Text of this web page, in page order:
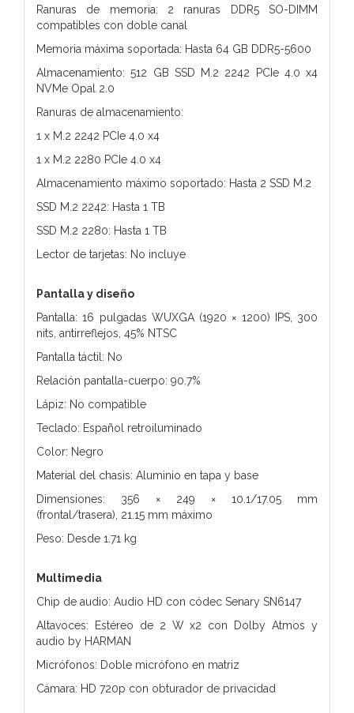
Ranuras de memoria: 2 ranuras DDR5 SO-DIMM
compatibles con doble canal
Memoria máxima soportada: Hasta 64 GB DDR5-5600
Almacenamiento: 512 GB SSD M.2 2242 PCIe 4.0 x4
NVMe Opal 2.0
Ranuras de almacenamiento:
1 x M.2 2242 PCIe 4.0 x4
1 x M.2 2280 PCIe 4.0 x4
Almacenamiento máximo soportado: Hasta 2 SSD M.2
SSD M.2 2242: Hasta 1 TB
SSD M.2 2280: Hasta 1 TB
Lector de tarjetas: No incluye
Pantalla y diseño
Pantalla: 16 pulgadas WUXGA (1920 × 1200) IPS, 300
nits, antirreflejos, 45% NTSC
Pantalla táctil: No
Relación pantalla-cuerpo: 90.7%
Lápiz: No compatible
Teclado: Español retroiluminado
Color: Negro
Material del chasis: Aluminio en tapa y base
Dimensiones: 356 × 249 × 10.1/17.05 mm
(frontal/trasera), 21.15 mm máximo
Peso: Desde 1.71 kg
Multimedia
Chip de audio: Audio HD con códec Senary SN6147
Altavoces: Estéreo de 2 W x2 con Dolby Atmos y
audio by HARMAN
Micrófonos: Doble micrófono en matriz
Cámara: HD 720p con obturador de privacidad